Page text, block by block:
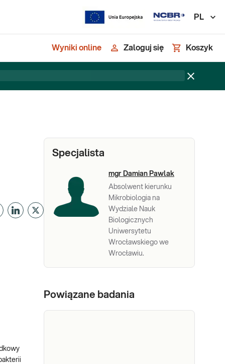
PL
Wyniki online Zaloguj się Koszyk
Specjalista
mgr Damian Pawlak
Absolwent kierunku
Mikrobiologia na
Wydziale Nauk
Biologicznych
Uniwersytetu
Wrocławskiego we
Wrocławiu.
Powiązane badania